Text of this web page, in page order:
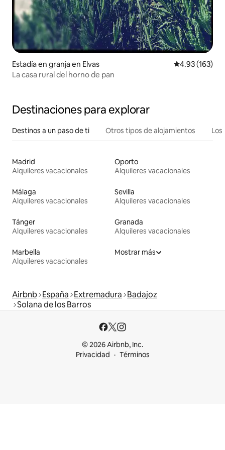
Estadía en granja en Elvas Calificación
4.93 (163)
La casa rural del horno de pan
Destinaciones para explorar
Destinos a un paso de ti Otros tipos de alojamientos
Madrid
Alquileres vacacionales
Oporto
Alquileres vacacionales
Málaga
Alquileres vacacionales
Sevilla
Alquileres vacacionales
Tánger
Alquileres vacacionales
Granada
Alquileres vacacionales
Marbella
Alquileres vacacionales
Mostrar más
Airbnb España Extremadura Badajoz
Solana de los Barros
© 2026 Airbnb, Inc.
Privacidad
Términos